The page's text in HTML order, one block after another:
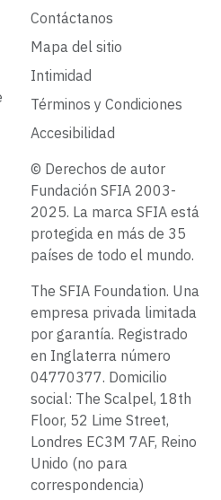
Contáctanos
Mapa del sitio
Intimidad
Términos y Condiciones
Accesibilidad
© Derechos de autor
Fundación SFIA 2003-
2025. La marca SFIA está
protegida en más de 35
países de todo el mundo.
The SFIA Foundation. Una
empresa privada limitada
por garantía. Registrado
en Inglaterra número
04770377. Domicilio
social: The Scalpel, 18th
Floor, 52 Lime Street,
Londres EC3M 7AF, Reino
Unido (no para
correspondencia)